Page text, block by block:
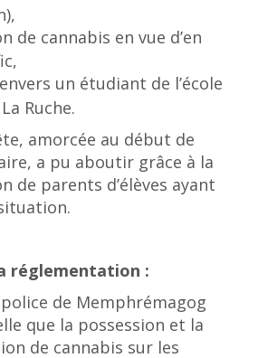
de cannabis en vue d’en
un étudiant de l’école
Ruche.
amorcée au début de
a pu aboutir grâce à la
de parents d’élèves ayant
réglementation :
police de Memphrémagog
que la possession et la
de cannabis sur les